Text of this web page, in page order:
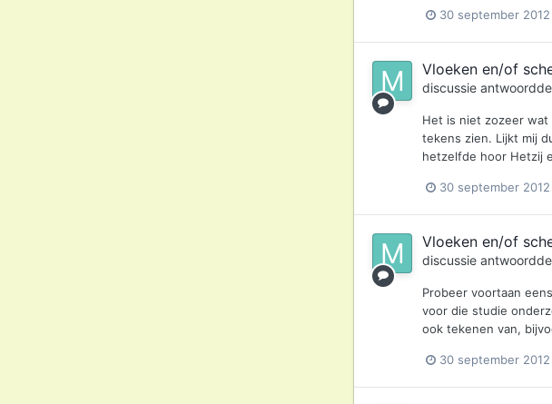
30 september 2012
Vloeken en/of
discussie
Het is niet zozeer wat
tekens zien. Lijkt mij
hetzelfde hoor Hetzij
30 september 2012
Vloeken en/of
discussie
Probeer voortaan
voor die studie
ook tekenen van,
30 september 2012